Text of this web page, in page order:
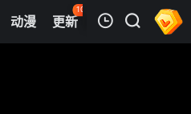
动漫 更新
102
热榜 APP